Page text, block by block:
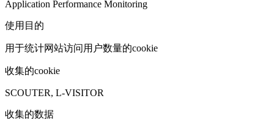
Application Performance Monitoring
使用目的
用于统计网站访问用户数量的cookie
收集的cookie
SCOUTER, L-VISITOR
收集的数据